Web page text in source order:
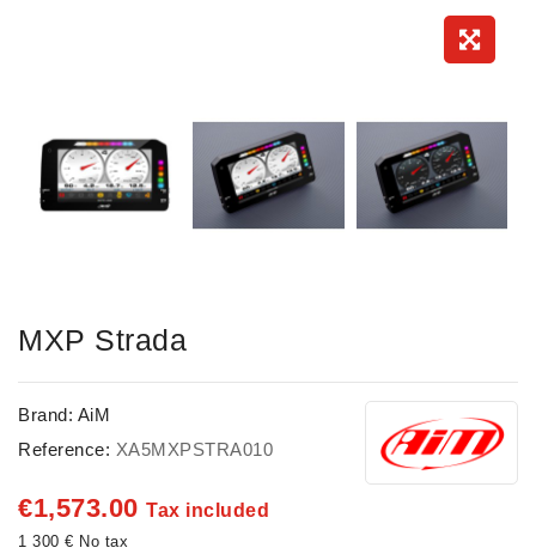
MXP Strada
Brand: AiM
Reference: XA5MXPSTRA010
€1,573.00 Tax included
1 300 € No tax